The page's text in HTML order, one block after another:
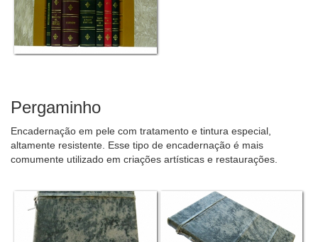
Pergaminho
Encadernação em pele com tratamento e tintura especial,
altamente resistente. Esse tipo de encadernação é mais
comumente utilizado em criações artísticas e restaurações.